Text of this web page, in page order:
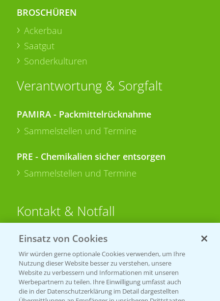
BROSCHÜREN
Ackerbau
Saatgut
Sonderkulturen
Verantwortung & Sorgfalt
PAMIRA - Packmittelrücknahme
Sammelstellen und Termine
PRE - Chemikalien sicher entsorgen
Sammelstellen und Termine
Kontakt & Notfall
Beratung auf WhatsApp
T.+49 (0)174 346 564 1
KONTAKT
Einsatz von Cookies
Wir würden gerne optionale Cookies verwenden, um Ihre
Nutzung dieser Website besser zu verstehen, unsere
Website zu verbessern und Informationen mit unseren
Werbepartnern zu teilen. Ihre Einwilligung umfasst auch
die in der Datenschutzerklärung im Detail dargestellten